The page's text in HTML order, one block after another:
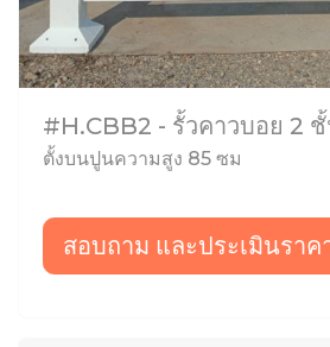
#H.CBB2 - รั้วคาวบอย 2
ตั้งบนปูนความสูง 85 ซม
สอบถาม และประเมินราค